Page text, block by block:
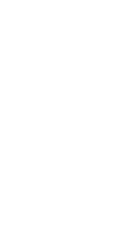
Lisardo Morán
director del
Congresos de
renuncia de